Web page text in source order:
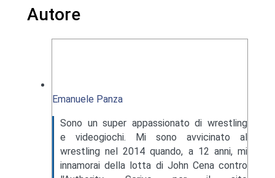
Autore
Emanuele Panza
Sono un super appassionato di wrestling
e videogiochi. Mi sono avvicinato al
wrestling nel 2014 quando, a 12 anni, mi
innamorai della lotta di John Cena contro